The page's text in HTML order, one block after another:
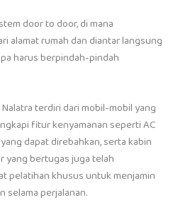
door to door, di mana
alamat rumah dan diantar langsung
harus berpindah-pindah
terdiri dari mobil-mobil yang
fitur kenyamanan seperti AC
dapat direbahkan, serta kabin
yang bertugas juga telah
pelatihan khusus untuk menjamin
selama perjalanan.